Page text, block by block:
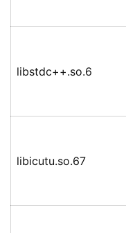
libstdc++.so.6
libicutu.so.67